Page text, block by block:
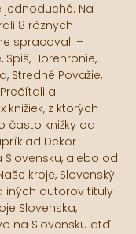
Na
8 rôznych
spracovali –
Horehronie,
Stredné Považie,
a
z ktorých
často knižky od
Dekor
Slovensku, alebo od
kroje, Slovenský
iných autorov tituly
Slovenska,
na Slovensku atď.